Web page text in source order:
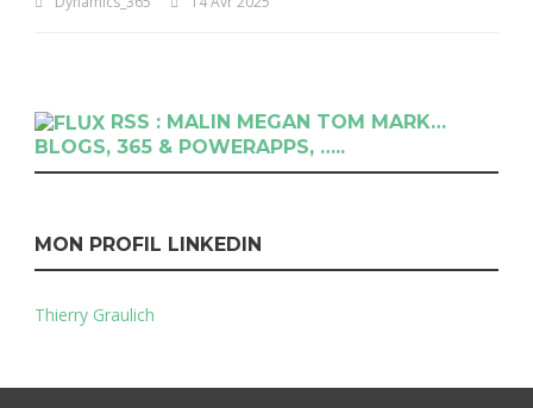
RSS : MALIN MEGAN TOM MARK…
BLOGS, 365 & POWERAPPS, …..
MON PROFIL LINKEDIN
Thierry Graulich